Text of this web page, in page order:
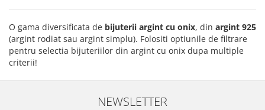
O gama diversificata de bijuterii argint cu onix, din argint 925
(argint rodiat sau argint simplu). Folositi optiunile de filtrare
pentru selectia bijuteriilor din argint cu onix dupa multiple
criterii!
NEWSLETTER